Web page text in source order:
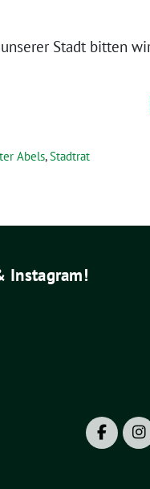
Stadt bitten
Abels,Stadtrat
Instagram!